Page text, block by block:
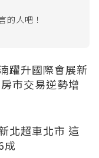
的人吧！
躍升國際會展新
市交易逆勢增
北超車北市 這
成